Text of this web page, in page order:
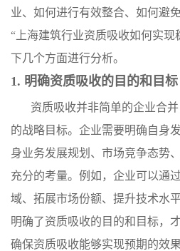
业、如何进行有效整合、如何避
“上海建筑行业资质吸收如何实现
下几个方面进行分析。
1. 明确资质吸收的目的和目标
资质吸收并非简单的企业合
的战略目标。企业需要明确自身
身业务发展规划、市场竞争态势
充分的考量。例如，企业可以通
域、拓展市场份额、提升技术水
明确了资质吸收的目的和目标，
确保资质吸收能够实现预期的效果